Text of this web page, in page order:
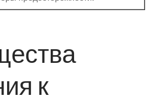
к